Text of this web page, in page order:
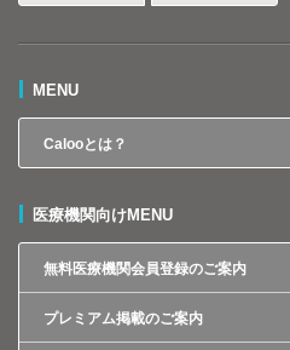
MENU
Calooとは？
医療機関向けMENU
無料医療機関会員登録のご案内
プレミアム掲載のご案内